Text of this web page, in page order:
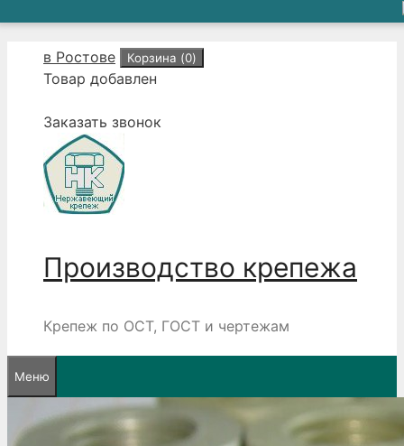
Перейтив Ростове Корзина (0)
Товар добавлен
Заказать звонок
Производство крепежа
Крепеж по ОСТ, ГОСТ и чертежам
Меню